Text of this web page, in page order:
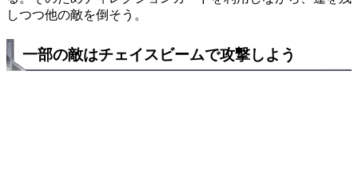
しつつ他の敵を倒そう。
一部の敵はチェイスビームで攻撃しよう